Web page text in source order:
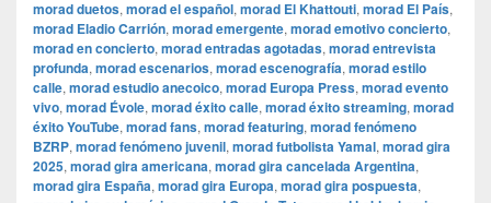
morad duetos, morad el español, morad El Khattouti, morad El País,
morad Eladio Carrión, morad emergente, morad emotivo concierto,
morad en concierto, morad entradas agotadas, morad entrevista
profunda, morad escenarios, morad escenografía, morad estilo
calle, morad estudio anecoico, morad Europa Press, morad evento
vivo, morad Évole, morad éxito calle, morad éxito streaming, morad
éxito YouTube, morad fans, morad featuring, morad fenómeno
BZRP, morad fenómeno juvenil, morad futbolista Yamal, morad gira
2025, morad gira americana, morad gira cancelada Argentina,
morad gira España, morad gira Europa, morad gira pospuesta,